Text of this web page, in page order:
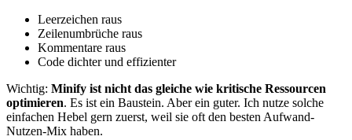
Leerzeichen raus
Zeilenumbrüche raus
Kommentare raus
Code dichter und effizienter
Wichtig: Minify ist nicht das gleiche wie kritische Ressourcen
optimieren. Es ist ein Baustein. Aber ein guter. Ich nutze solche
einfachen Hebel gern zuerst, weil sie oft den besten Aufwand-
Nutzen-Mix haben.